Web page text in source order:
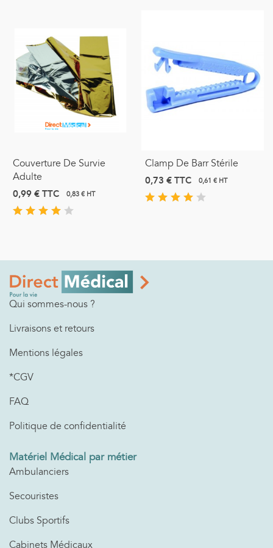
Couverture De Survie
Adulte
0,99 €TTC 0,83 € HT
Clamp De Barr Stérile
0,73 €TTC 0,61 € HT
Qui sommes-nous ?
Livraisons et retours
Mentions légales
*CGV
FAQ
Politique de confidentialité
Matériel Médical par métier
Ambulanciers
Secouristes
Clubs Sportifs
Cabinets Médicaux